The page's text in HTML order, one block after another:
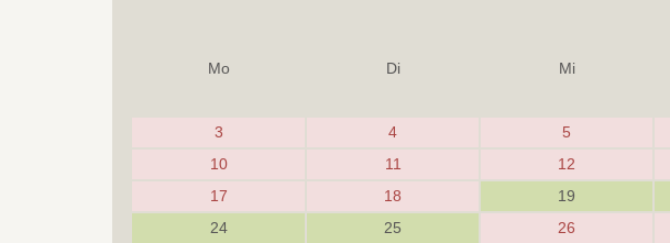
Mo
Di Mi
3
4 5
10
11 12
17
18 19
24
25 26